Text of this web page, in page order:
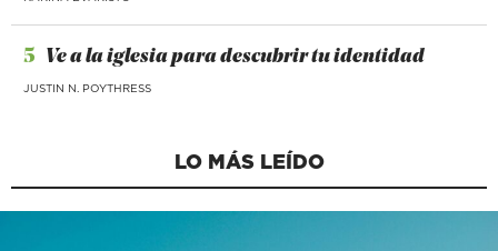
5 Ve a la iglesia para descubrir tu identidad
JUSTIN N. POYTHRESS
LO MÁS LEÍDO